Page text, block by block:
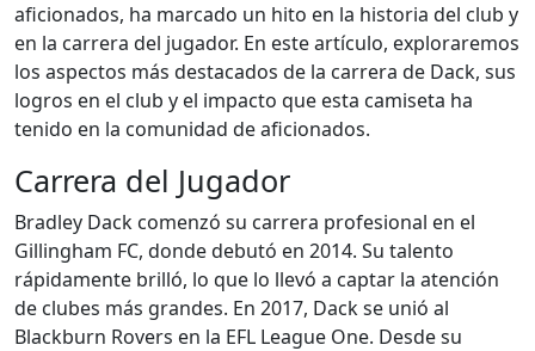
aficionados, ha marcado un hito en la historia del club y
en la carrera del jugador. En este artículo, exploraremos
los aspectos más destacados de la carrera de Dack, sus
logros en el club y el impacto que esta camiseta ha
tenido en la comunidad de aficionados.
Carrera del Jugador
Bradley Dack comenzó su carrera profesional en el
Gillingham FC, donde debutó en 2014. Su talento
rápidamente brilló, lo que lo llevó a captar la atención
de clubes más grandes. En 2017, Dack se unió al
Blackburn Rovers en la EFL League One. Desde su